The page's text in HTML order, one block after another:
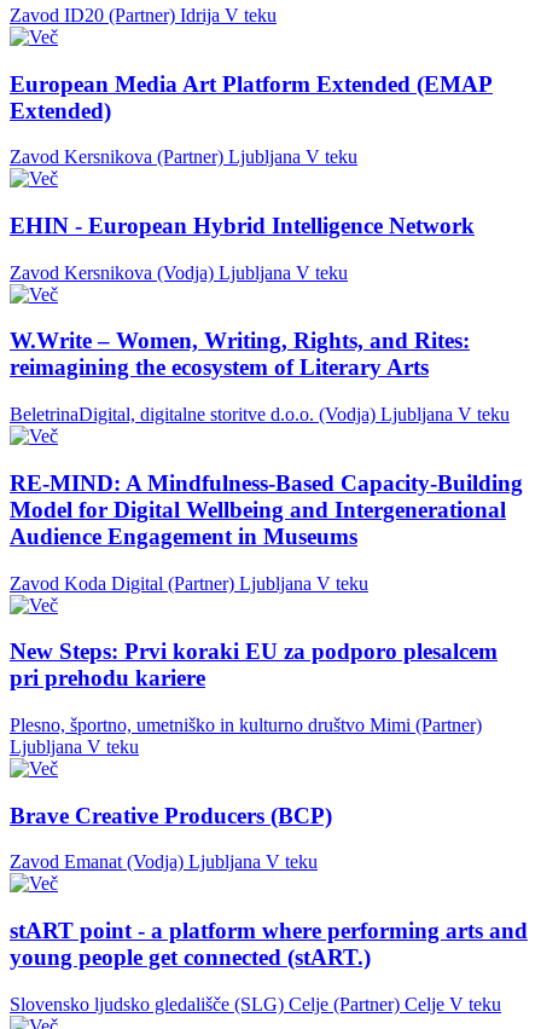
Zavod ID20 (Partner) Idrija V teku
European Media Art Platform Extended (EMAP
Extended)
Zavod Kersnikova (Partner) Ljubljana V teku
EHIN - European Hybrid Intelligence Network
Zavod Kersnikova (Vodja) Ljubljana V teku
W.Write – Women, Writing, Rights, and Rites:
reimagining the ecosystem of Literary Arts
BeletrinaDigital, digitalne storitve d.o.o. (Vodja) Ljubljana V teku
RE-MIND: A Mindfulness-Based Capacity-Building
Model for Digital Wellbeing and Intergenerational
Audience Engagement in Museums
Zavod Koda Digital (Partner) Ljubljana V teku
New Steps: Prvi koraki EU za podporo plesalcem
pri prehodu kariere
Plesno, športno, umetniško in kulturno društvo Mimi (Partner)
Ljubljana V teku
Brave Creative Producers (BCP)
Zavod Emanat (Vodja) Ljubljana V teku
stART point - a platform where performing arts and
young people get connected (stART.)
Slovensko ljudsko gledališče (SLG) Celje (Partner) Celje V teku